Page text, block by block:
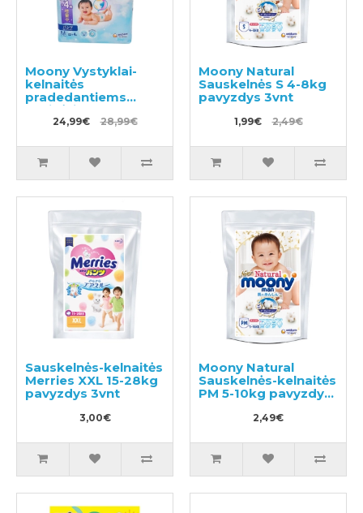
Moony Vystyklai-
kelnaitės
pradedantiems
ropinėti PM 5–10kg
56vnt24,99€ 28,99€
Moony Natural
Sauskelnės S 4-8kg
pavyzdys 3vnt
1,99€ 2,49€
Sauskelnės-kelnaitės
Merries XXL 15-28kg
pavyzdys 3vnt
3,00€
Moony Natural
Sauskelnės-kelnaitės
PM 5-10kg pavyzdys
2,49€